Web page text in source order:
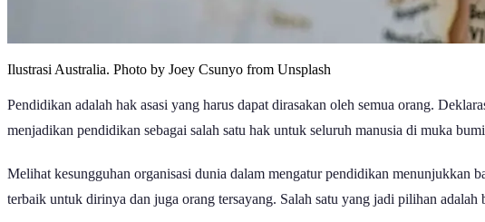
Ilustrasi Australia. Photo by Joey Csunyo from Unsplash
Pendidikan adalah hak asasi yang harus dapat dirasakan oleh semua orang.
menjadikan pendidikan sebagai salah satu hak untuk seluruh manusia di muka
Melihat kesungguhan organisasi dunia dalam mengatur pendidikan
terbaik untuk dirinya dan juga orang tersayang. Salah satu yang jadi pilihan adalah